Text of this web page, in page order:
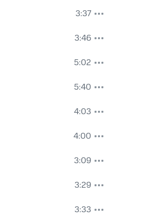
3:37
3:46
5:02
5:40
4:03
4:00
3:09
3:29
3:33